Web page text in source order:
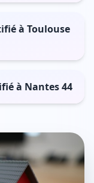
à Toulouse
à Nantes 44